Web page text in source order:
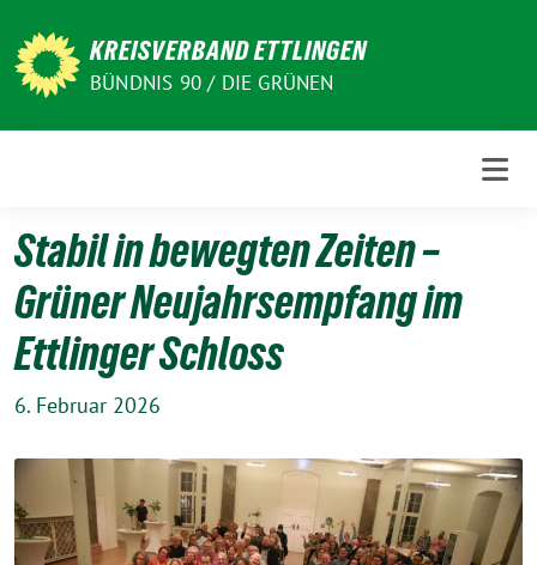
zum
Inhalt
KREISVERBAND ETTLINGEN
BÜNDNIS 90 / DIE GRÜNEN
Stabil in bewegten Zeiten –
Grüner Neujahrsempfang im
Ettlinger Schloss
6. Februar 2026